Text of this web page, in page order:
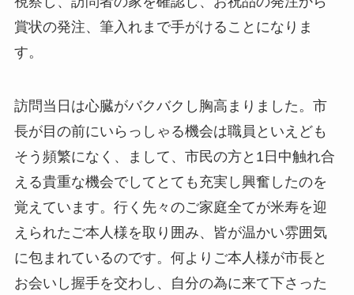
賞状の発注、筆入れまで手がけることになりま
す。
訪問当日は心臓がバクバクし胸高まりました。市
長が目の前にいらっしゃる機会は職員といえども
そう頻繁になく、まして、市民の方と1日中触れ合
える貴重な機会でしてとても充実し興奮したのを
覚えています。行く先々のご家庭全てが米寿を迎
えられたご本人様を取り囲み、皆が温かい雰囲気
に包まれているのです。何よりご本人様が市長と
お会いし握手を交わし、自分の為に来て下さった